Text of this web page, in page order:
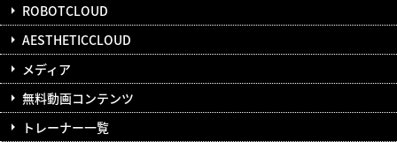
ROBOTCLOUD
AESTHETICCLOUD
メディア
無料動画コンテンツ
トレーナー一覧